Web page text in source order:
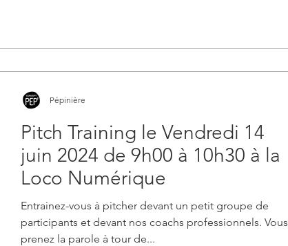
Pitch Training le Vendredi 14
juin 2024 de 9h00 à 10h30 à la
Loco Numérique
Entrainez-vous à pitcher devant un petit groupe de
participants et devant nos coachs professionnels. Vous
prenez la parole à tour de...
Pépinière